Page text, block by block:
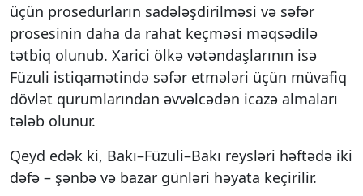
üçün prosedurların sadələşdirilməsi və səfər
prosesinin daha da rahat keçməsi məqsədilə
tətbiq olunub. Xarici ölkə vətəndaşlarının isə
Füzuli istiqamətində səfər etmələri üçün müvafiq
dövlət qurumlarından əvvəlcədən icazə almaları
tələb olunur.
Qeyd edək ki, Bakı–Füzuli–Bakı reysləri həftədə iki
dəfə – şənbə və bazar günləri həyata keçirilir.